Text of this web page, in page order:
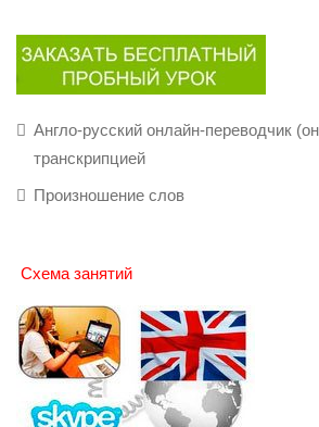
Англо-русский онлайн-переводчик
транскрипцией
Произношение слов
Схема занятий